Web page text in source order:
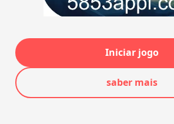
Iniciar jogo
saber mais